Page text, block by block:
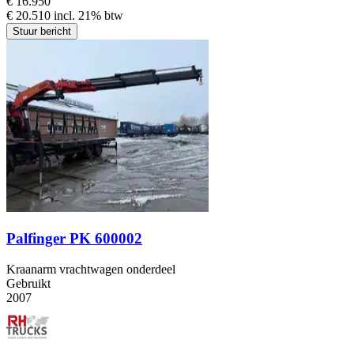
€ 20.510 incl. 21% btw
Stuur bericht
Palfinger PK 600002
Kraanarm vrachtwagen onderdeel
Gebruikt
2007